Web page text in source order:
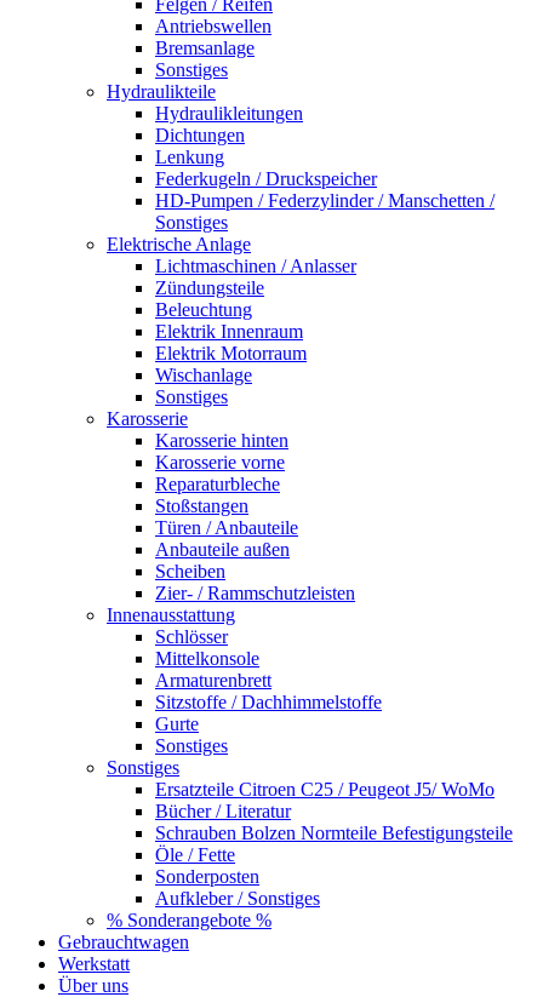
Antriebswellen
Bremsanlage
Sonstiges
Hydraulikteile
Hydraulikleitungen
Dichtungen
Lenkung
Federkugeln / Druckspeicher
HD-Pumpen / Federzylinder / Manschetten /
Sonstiges
Elektrische Anlage
Lichtmaschinen / Anlasser
Zündungsteile
Beleuchtung
Elektrik Innenraum
Elektrik Motorraum
Wischanlage
Sonstiges
Karosserie
Karosserie hinten
Karosserie vorne
Reparaturbleche
Stoßstangen
Türen / Anbauteile
Anbauteile außen
Scheiben
Zier- / Rammschutzleisten
Innenausstattung
Schlösser
Mittelkonsole
Armaturenbrett
Sitzstoffe / Dachhimmelstoffe
Gurte
Sonstiges
Sonstiges
Ersatzteile Citroen C25 / Peugeot J5/ WoMo
Bücher / Literatur
Schrauben Bolzen Normteile Befestigungsteile
Öle / Fette
Sonderposten
Aufkleber / Sonstiges
% Sonderangebote %
Gebrauchtwagen
Werkstatt
Über uns